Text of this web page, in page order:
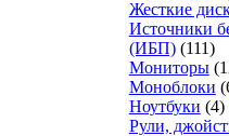
Жесткие
Источники
(ИБП) (111)
Мониторы
Моноблоки
Ноутбуки (4)
Рули,